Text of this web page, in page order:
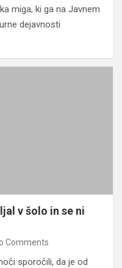
miga, ki ga na Javnem
dejavnosti
v šolo in se ni
Comments
sporočili, da je od